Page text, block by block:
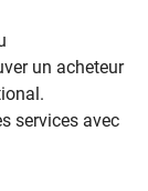
un acheteur
services avec